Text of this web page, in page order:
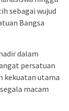
sebagai wujud
Bangsa
dalam
persatuan
kekuatan utama
macam